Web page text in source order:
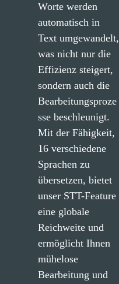
Worte werden
automatisch in
Text umgewandelt,
was nicht nur die
Effizienz steigert,
sondern auch die
Bearbeitungsproze
sse beschleunigt.
Mit der Fähigkeit,
16 verschiedene
Sprachen zu
übersetzen, bietet
unser STT-Feature
eine globale
Reichweite und
ermöglicht Ihnen
mühelose
Bearbeitung und